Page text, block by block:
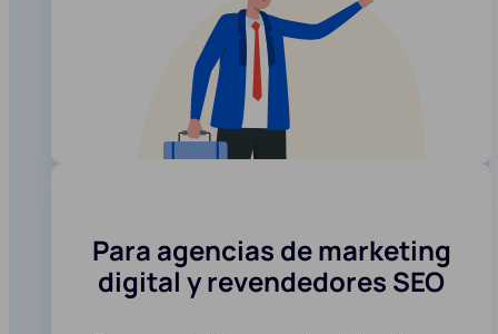
Para agencias de marketing
digital y revendedores SEO